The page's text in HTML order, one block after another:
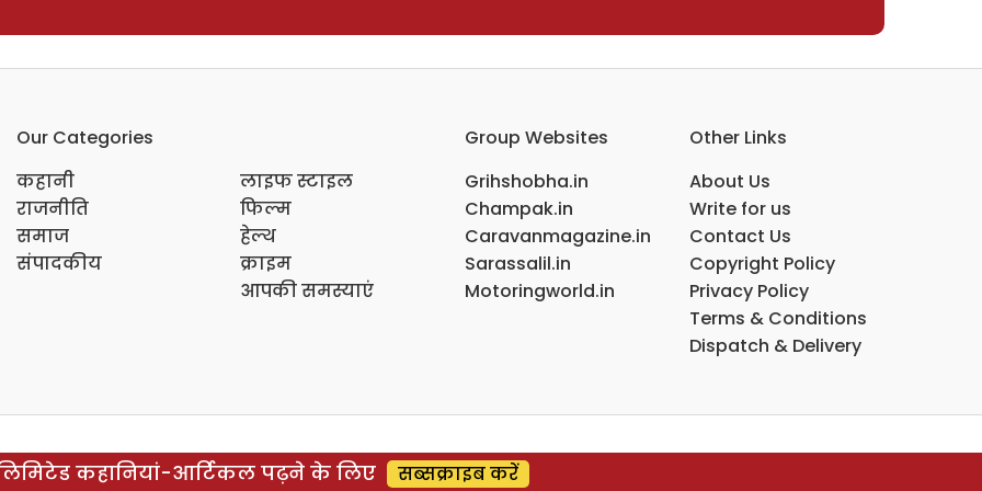
Our Categories
कहानी
राजनीति
समाज
संपादकीय
लाइफ स्टाइल
फिल्म
हेल्थ
क्राइम
आपकी समस्याएं
Group Websites
Grihshobha.in
Champak.in
Caravanmagazine.in
Sarassalil.in
Motoringworld.in
Other Links
About Us
Write for us
Contact Us
Copyright Policy
Privacy Policy
Terms & Conditions
Dispatch & Delivery
कहानियां-आर्टिकल पढ़ने के लिए सब्सक्राइब करें